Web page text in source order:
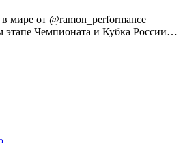
мире от @ramon_performance
этапе Чемпионата и Кубка России…